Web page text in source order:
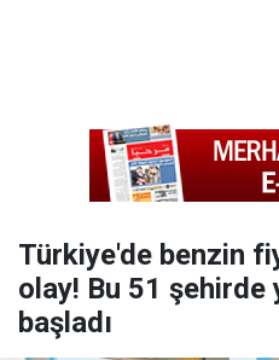
Türkiye'de benzin
olay! Bu 51 şehirde
başladı